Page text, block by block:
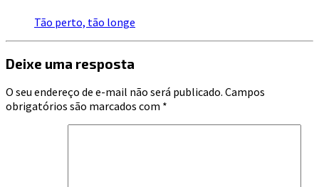
Tão perto, tão longe
Deixe uma resposta
O seu endereço de e-mail não será publicado. Campos
obrigatórios são marcados com *